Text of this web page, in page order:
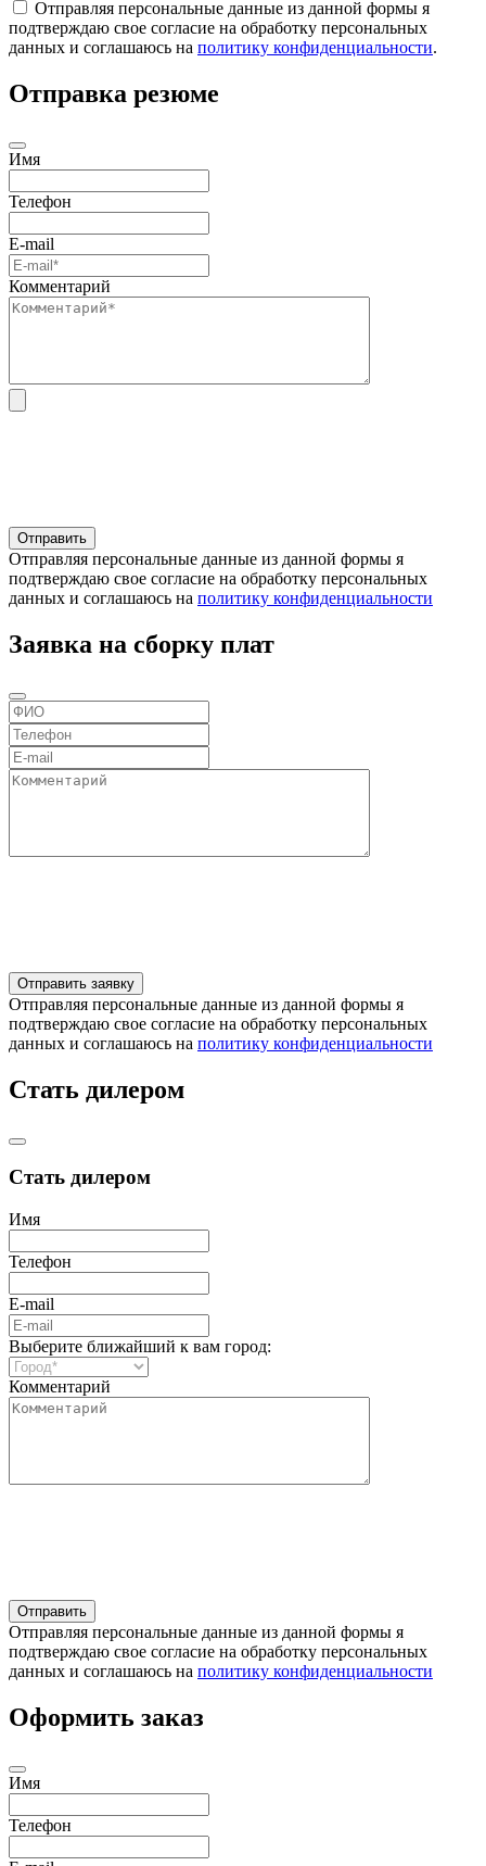
Отправляя персональные данные из данной формы я
подтверждаю свое согласие на обработку персональных
данных и соглашаюсь на политику конфиденциальности.
Отправка резюме
Имя
Телефон
E-mail
Комментарий
Отправляя персональные данные из данной формы я
подтверждаю свое согласие на обработку персональных
данных и соглашаюсь на политику конфиденциальности
Заявка на сборку плат
Отправляя персональные данные из данной формы я
подтверждаю свое согласие на обработку персональных
данных и соглашаюсь на политику конфиденциальности
Стать дилером
Стать дилером
Имя
Телефон
E-mail
Выберите ближайший к вам город:
Комментарий
Отправляя персональные данные из данной формы я
подтверждаю свое согласие на обработку персональных
данных и соглашаюсь на политику конфиденциальности
Оформить заказ
Имя
Телефон